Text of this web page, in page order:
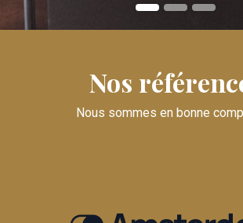
Nos
Nous sommes en bonne